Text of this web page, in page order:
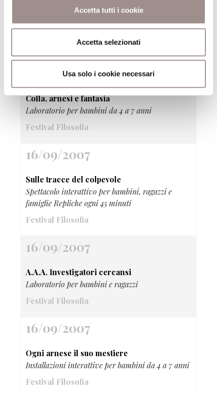
Accetta tutti i cookie
Accetta selezionati
Usa solo i cookie necessari
Visioni del sapere
(Gran Bretagna, 1993, 75')
Festival Filosofia
16/09/2007
Colla, arnesi e fantasia
Laboratorio per bambini da 4 a 7 anni
Festival Filosofia
16/09/2007
Sulle tracce del colpevole
Spettacolo interattivo per bambini, ragazzi e
famiglie Repliche ogni 45 minuti
Festival Filosofia
16/09/2007
A.A.A. Investigatori cercansi
Laboratorio per bambini e ragazzi
Festival Filosofia
16/09/2007
Ogni arnese il suo mestiere
Installazioni interattive per bambini da 4 a 7 anni
Festival Filosofia